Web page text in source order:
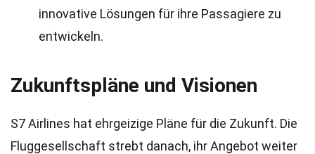
innovative Lösungen für ihre Passagiere zu
entwickeln.
Zukunftspläne und Visionen
S7 Airlines hat ehrgeizige Pläne für die Zukunft. Die
Fluggesellschaft strebt danach, ihr Angebot weiter